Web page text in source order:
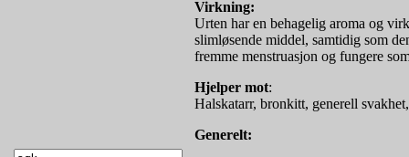
Virkning:
Urten har en behagelig aroma og
slimløsende middel, samtidig som
fremme menstruasjon og fungere
Hjelper mot:
Halskatarr, bronkitt, generell
Generelt: